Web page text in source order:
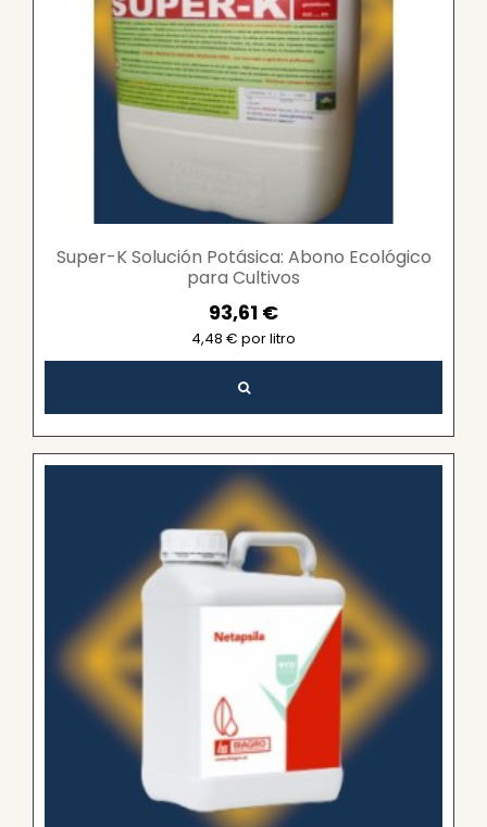
Super-K Solución Potásica: Abono Ecológico
para Cultivos
93,61 €
4,48 € por litro